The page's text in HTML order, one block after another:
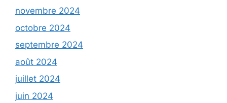
novembre 2024
octobre 2024
septembre 2024
août 2024
juillet 2024
juin 2024